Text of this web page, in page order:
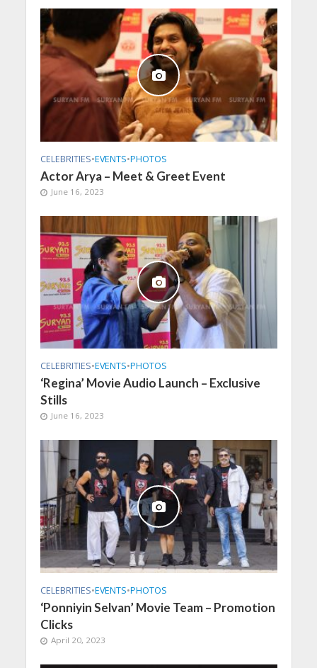
CELEBRITIES•EVENTS•PHOTOS
Actor Arya – Meet & Greet Event
June 16, 2023
CELEBRITIES•EVENTS•PHOTOS
‘Regina’ Movie Audio Launch – Exclusive
Stills
June 16, 2023
CELEBRITIES•EVENTS•PHOTOS
‘Ponniyin Selvan’ Movie Team – Promotion
Clicks
April 20, 2023